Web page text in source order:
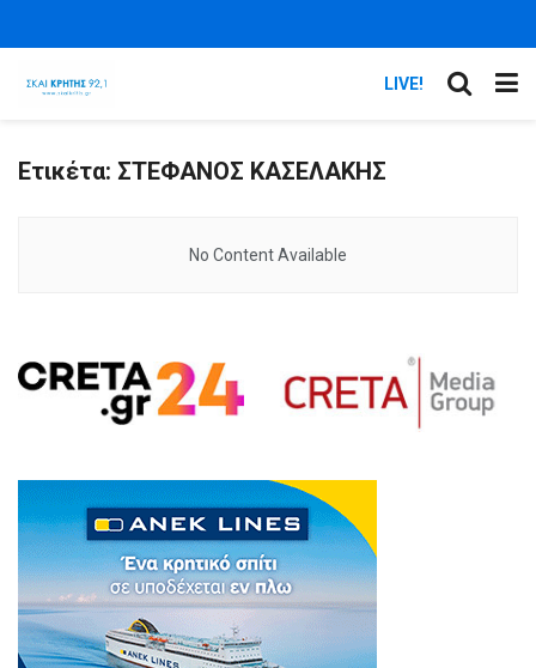
LIVE!
Ετικέτα: ΣΤΕΦΑΝΟΣ ΚΑΣΕΛΑΚΗΣ
No Content Available